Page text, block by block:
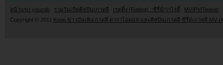
หน้าแรก youzab รวมวันเกิดศิลปินเกาหลี เรตติ้ง (Rating) : ซีรี่ย์/วาไรตี้
MV/PV/Teaser
Copyright © 2011 Kpop ข่าวบันเทิงเกาหลี ดาราไอดอล และศิลปินเกาหลี ซีรี่ย์เกาหลี MV